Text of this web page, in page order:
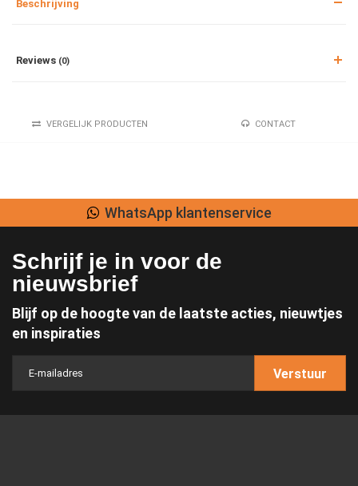
Beschrijving
Reviews (0)
VERGELIJK PRODUCTEN CONTACT
WhatsApp klantenservice
Schrijf je in voor de
nieuwsbrief
Blijf op de hoogte van de laatste acties, nieuwtjes
en inspiraties
Verstuur